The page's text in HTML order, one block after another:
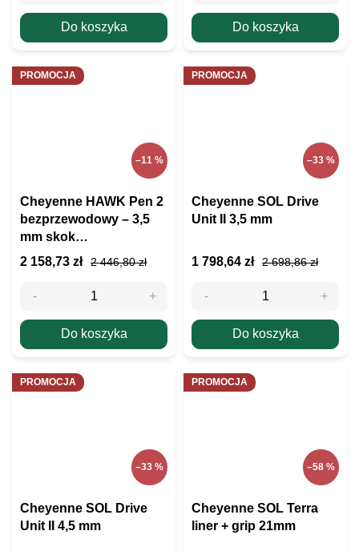
Do koszyka Do koszyka
PROMOCJA
–11 %
Cheyenne HAWK Pen 2
bezprzewodowy – 3,5
mm skok
(rozpakowany)
2 446,80 zł
2 158,73 zł
Do koszyka
PROMOCJA
–33 %
Cheyenne SOL Drive
Unit II 3,5 mm
2 698,86 zł
1 798,64 zł
Do koszyka
PROMOCJA
–33 %
Cheyenne SOL Drive
Unit II 4,5 mm
PROMOCJA
–58 %
Cheyenne SOL Terra
liner + grip 21mm